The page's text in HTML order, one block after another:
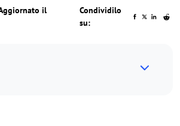
il
Condividilo
su: